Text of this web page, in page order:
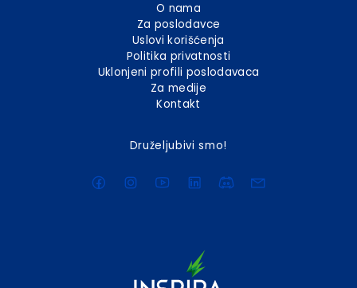
O nama
Za poslodavce
Uslovi korišćenja
Politika privatnosti
Uklonjeni profili poslodavaca
Za medije
Kontakt
Druželjubivi smo!